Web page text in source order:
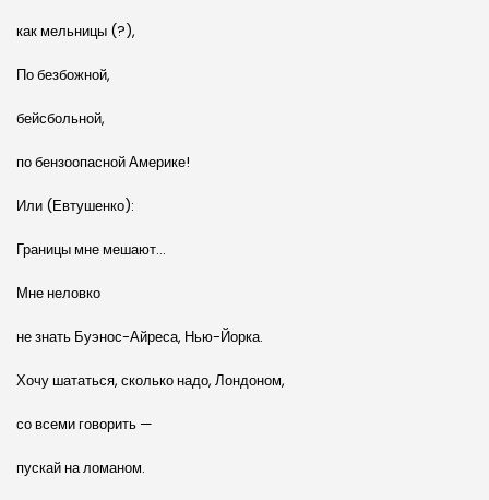
как мельницы (?),
По безбожной,
бейсбольной,
по бензоопасной Америке!
Или (Евтушенко):
Границы мне мешают…
Мне неловко
не знать Буэнос-Айреса, Нью-Йорка.
Хочу шататься, сколько надо, Лондоном,
со всеми говорить —
пускай на ломаном.